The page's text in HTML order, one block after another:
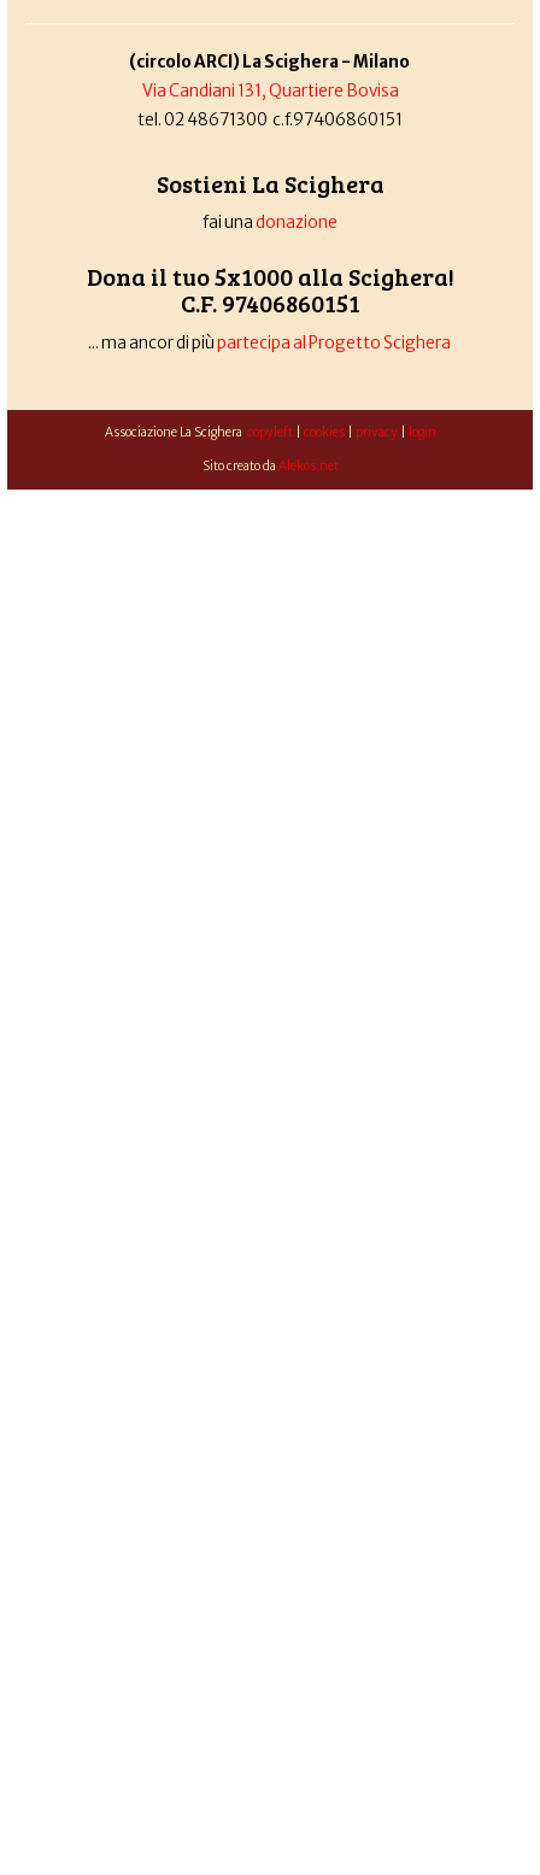
(circolo ARCI) La Scighera - Milano
Via Candiani 131, Quartiere Bovisa
tel. 02 48671300 c.f.97406860151
Sostieni La Scighera
fai unadonazione
Dona il tuo 5x1000 alla Scighera!
C.F. 97406860151
... ma ancor di piùpartecipa al Progetto Scighera
Associazione La Scighera copyleft| cookies| privacy| login
Sito creato da Alekos.net